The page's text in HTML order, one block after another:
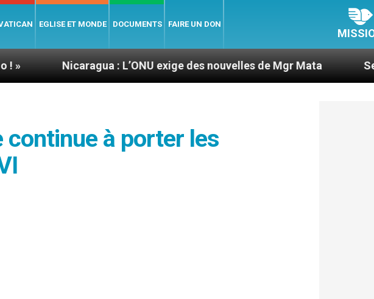
EGLISE ET MONDE DOCUMENTS FAIRE UN DON
: L’ONU exige des nouvelles de Mgr Mata Sept signes
continue à porter les